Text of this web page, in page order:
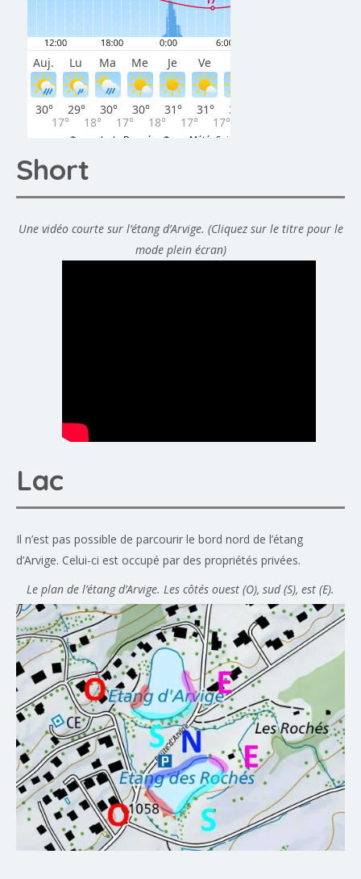
Short
Une vidéo courte sur l’étang d’Arvige. (Cliquez sur le titre pour le
mode plein écran)
Lac
Il n’est pas possible de parcourir le bord nord de l’étang
d’Arvige. Celui-ci est occupé par des propriétés privées.
Le plan de l’étang d’Arvige. Les côtés ouest (O), sud (S), est (E).